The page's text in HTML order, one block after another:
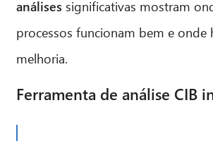
análises significativas mostram
processos funcionam bem e onde
melhoria.
Ferramenta de análise CIB